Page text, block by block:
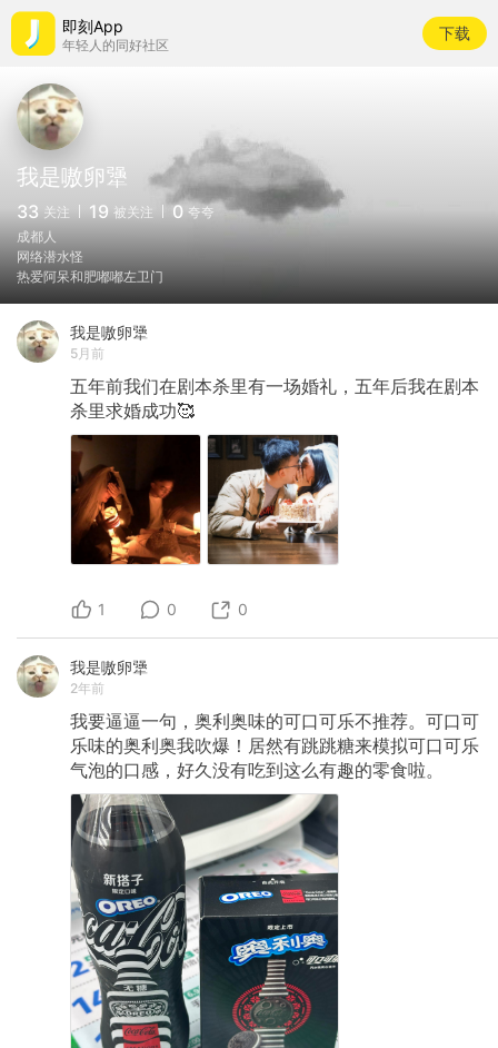
即刻App
年轻人的同好社区
下载
我是嗷卵犟
33 关注 19 被关注 0 夸夸
成都人
网络潜水怪
热爱阿呆和肥嘟嘟左卫门
我是嗷卵犟
5月前
五年前我们在剧本杀里有一场婚礼，五年后我在剧本
杀里求婚成功🥰
1 0 0
我是嗷卵犟
2年前
我要逼逼一句，奥利奥味的可口可乐不推荐。可口可
乐味的奥利奥我吹爆！居然有跳跳糖来模拟可口可乐
气泡的口感，好久没有吃到这么有趣的零食啦。